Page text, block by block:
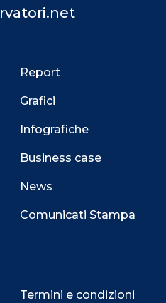
Report
Grafici
Infografiche
Business case
News
Comunicati Stampa
Termini e condizioni